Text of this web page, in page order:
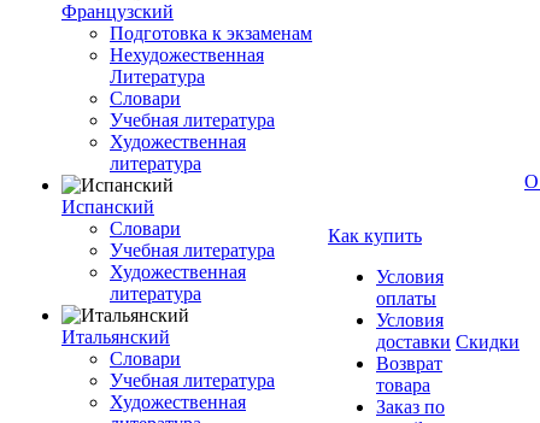
Французский
Подготовка к экзаменам
Нехудожественная
Литература
Словари
Учебная литература
Художественная
литература
Испанский
Словари
Учебная литература
Художественная
литература
Итальянский
Словари
Учебная литература
Художественная
Как купить
Условия
оплаты
Условия
доставки
Возврат
товара
Заказ по
Скидки
О